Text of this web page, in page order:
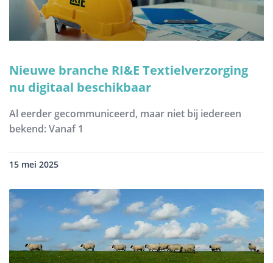
Nieuwe branche RI&E Textielverzorging
nu digitaal beschikbaar
Al eerder gecommuniceerd, maar niet bij iedereen
bekend: Vanaf 1
15 mei 2025